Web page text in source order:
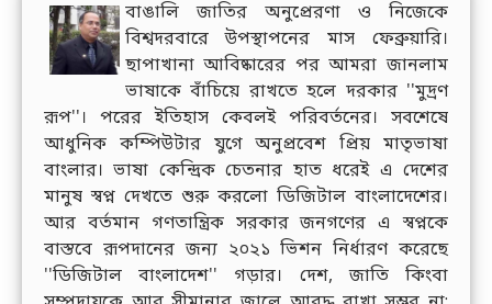
বাঙালি জাতির অনুপ্রেরণা ও নিজেকে
বিশ্বদরবারে উপস্থাপনের মাস ফেব্রুয়ারি।
ছাপাখানা আবিষ্কারের পর আমরা জানলাম
ভাষাকে বাঁচিয়ে রাখতে হলে দরকার ''মুদ্রণ
রূপ''। পরের ইতিহাস কেবলই পরিবর্তনের। সবশেষে
আধুনিক কম্পিউটার যুগে অনুপ্রবেশ প্রিয় মাতৃভাষা
বাংলার। ভাষা কেন্দ্রিক চেতনার হাত ধরেই এ দেশের
মানুষ স্বপ্ন দেখতে শুরু করলো ডিজিটাল বাংলাদেশের।
আর বর্তমান গণতান্ত্রিক সরকার জনগণের এ স্বপ্নকে
বাস্তবে রূপদানের জন্য ২০২১ ভিশন নির্ধারণ করেছে
''ডিজিটাল বাংলাদেশ'' গড়ার। দেশ, জাতি কিংবা